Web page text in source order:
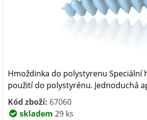
Hmoždinka do polystyrenu Speciální
použití do polystyrénu. Jednoduchá
Kód zboží: 67060
skladem 29 ks